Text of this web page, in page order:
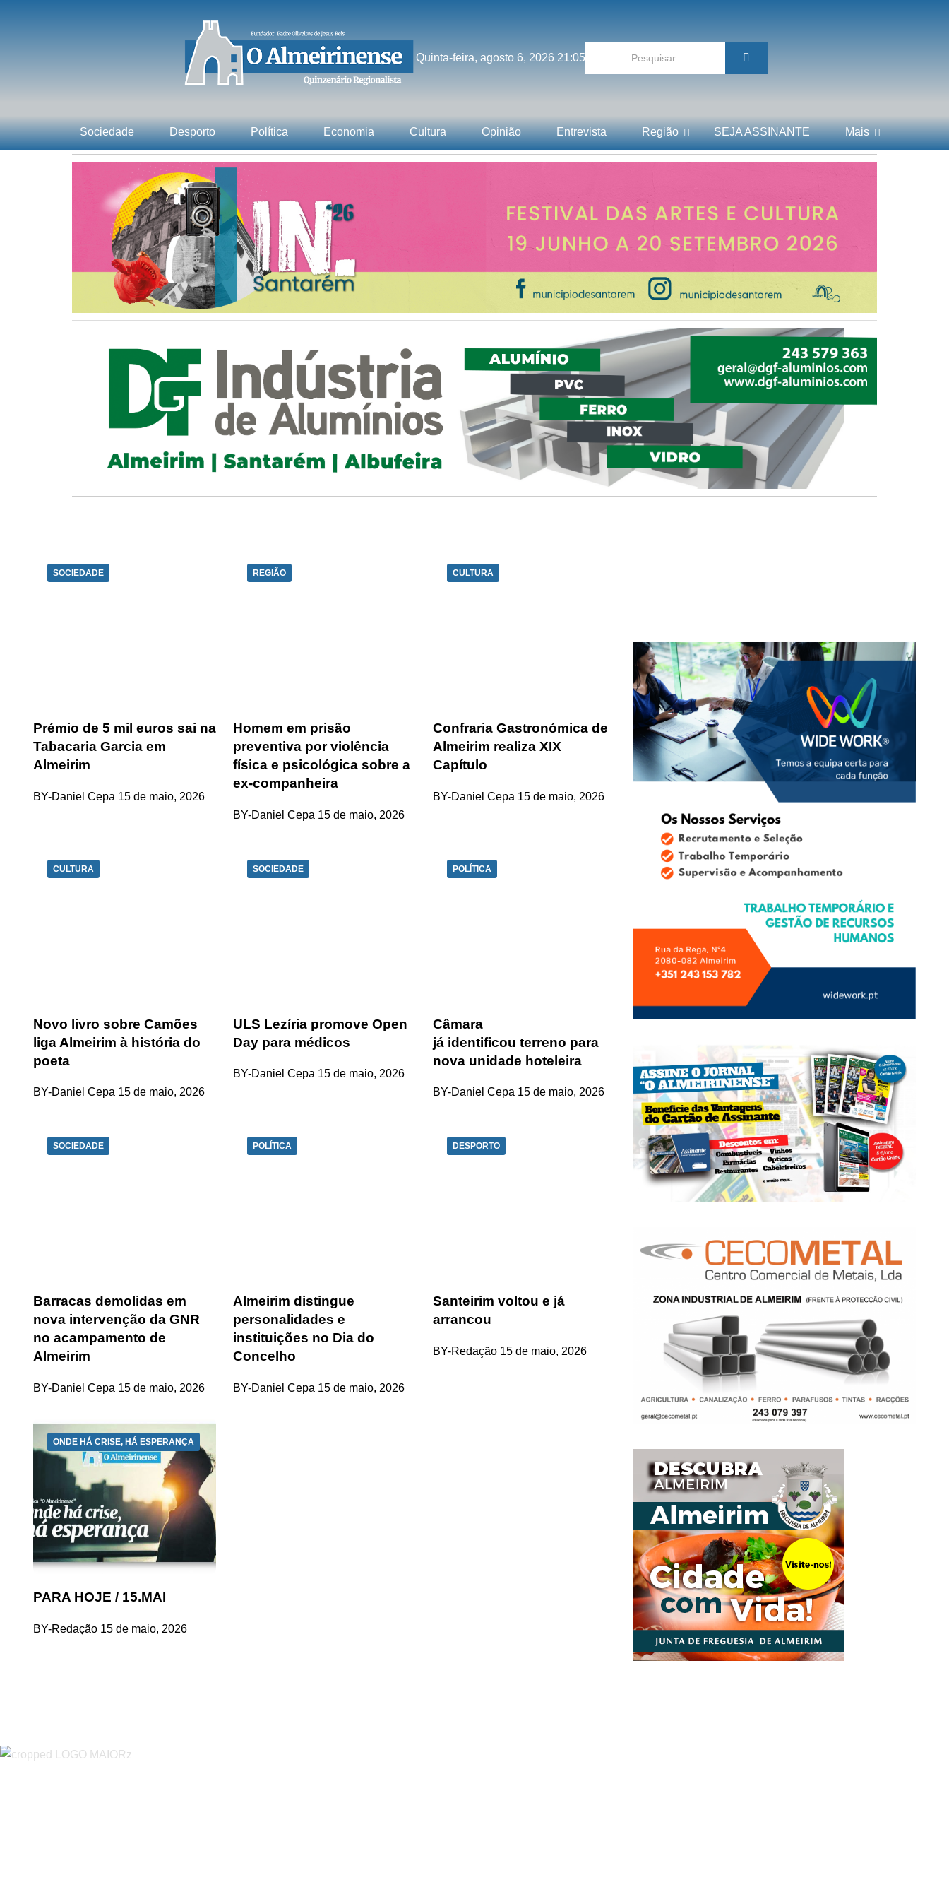
Quinta-feira, agosto 6, 2026 21:05
Sociedade Desporto Política Economia Cultura Opinião Entrevista Região SEJA ASSINANTE Mais
SOCIEDADE
Prémio de 5 mil euros sai na
Tabacaria Garcia em
Almeirim
BY-Daniel Cepa 15 de maio, 2026
REGIÃO
Homem em prisão
preventiva por violência
física e psicológica sobre a
ex‑companheira
BY-Daniel Cepa 15 de maio, 2026
CULTURA
Confraria Gastronómica de
Almeirim realiza XIX
Capítulo
BY-Daniel Cepa 15 de maio, 2026
CULTURA
Novo livro sobre Camões
liga Almeirim à história do
poeta
BY-Daniel Cepa 15 de maio, 2026
SOCIEDADE
ULS Lezíria promove Open
Day para médicos
BY-Daniel Cepa 15 de maio, 2026
POLÍTICA
Câmara
já identificou terreno para
nova unidade hoteleira
BY-Daniel Cepa 15 de maio, 2026
SOCIEDADE
Barracas demolidas em
nova intervenção da GNR
no acampamento de
Almeirim
BY-Daniel Cepa 15 de maio, 2026
POLÍTICA
Almeirim distingue
personalidades e
instituições no Dia do
Concelho
BY-Daniel Cepa 15 de maio, 2026
DESPORTO
Santeirim voltou e já
arrancou
BY-Redação 15 de maio, 2026
ONDE HÁ CRISE, HÁ ESPERANÇA
PARA HOJE / 15.MAI
BY-Redação 15 de maio, 2026